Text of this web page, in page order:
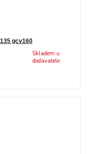
gcv160
Skladem u
dodavatele